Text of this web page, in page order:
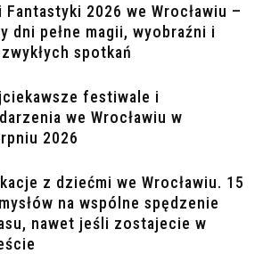
Fantastyki 2026 we Wrocławiu –
dni pełne magii, wyobraźni i
spotkań
festiwale i
we Wrocławiu w
2026
z dziećmi we Wrocławiu. 15
na wspólne spędzenie
nawet jeśli zostajecie w